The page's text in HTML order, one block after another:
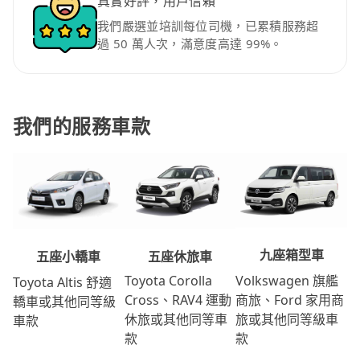
我們嚴選並培訓每位司機，已累積服務超
過 50 萬人次，滿意度高達 99%。
我們的服務車款
五座小轎車
Toyota Altis 舒適
轎車或其他同等級
車款
五座休旅車
Toyota Corolla
Cross、RAV4 運動
休旅或其他同等車
款
九座箱型車
Volkswagen 旗艦
商旅、Ford 家用商
旅或其他同等級車
款